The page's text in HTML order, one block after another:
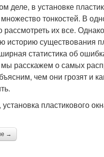
деле, в установке
тонкостей. В
их все.
историю существования
статистика об
мы расскажем о самых
чем они грозят и
пластикового
→